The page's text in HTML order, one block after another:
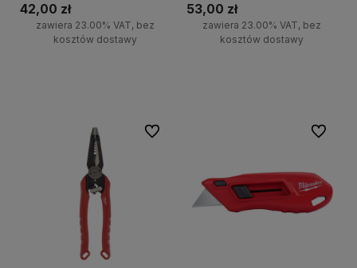
42,00 zł
zawiera 23.00% VAT, bez
kosztów dostawy
53,00 zł
zawiera 23.00% VAT, bez
kosztów dostawy
Do ulubionych Do